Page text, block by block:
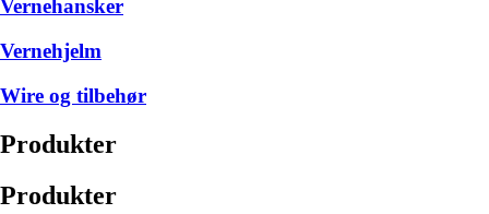
Vernehansker
Vernehjelm
Wire og tilbehør
Produkter
Produkter